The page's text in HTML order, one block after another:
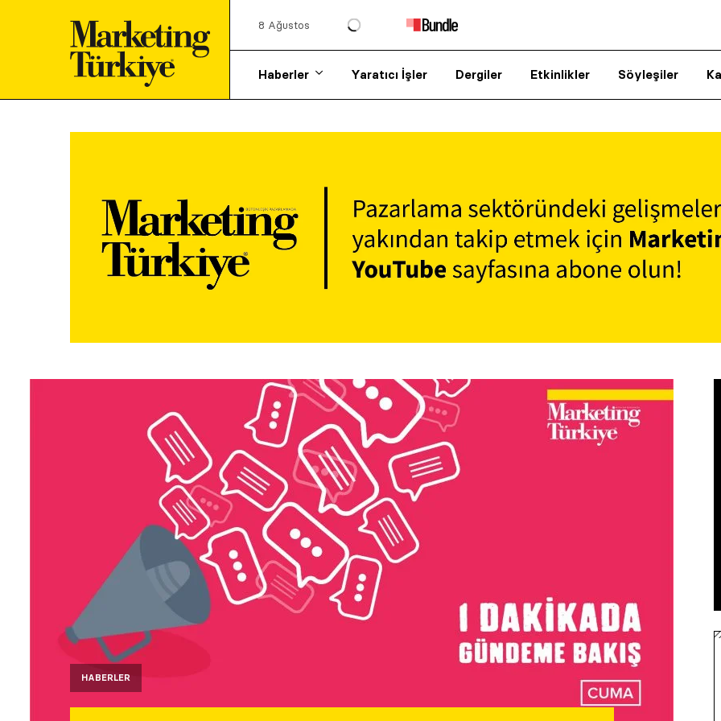
8 Ağustos
Haberler Yaratıcı İşler Dergiler Etkinlikler Söyleşiler
HABERLER